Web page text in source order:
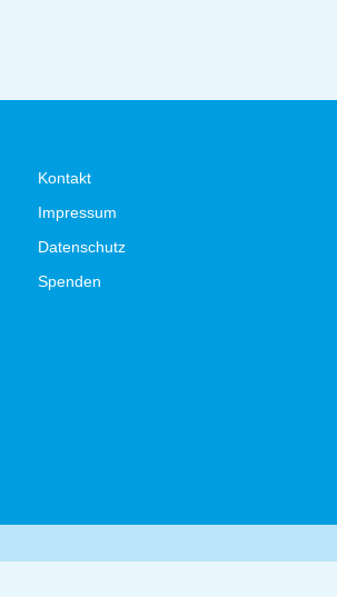
Kontakt
Impressum
Datenschutz
Spenden